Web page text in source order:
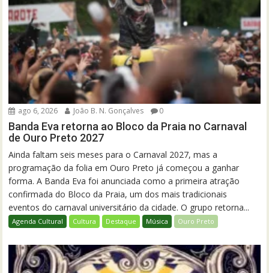
ago 6, 2026 João B. N. Gonçalves 0
Banda Eva retorna ao Bloco da Praia no Carnaval
de Ouro Preto 2027
Ainda faltam seis meses para o Carnaval 2027, mas a
programação da folia em Ouro Preto já começou a ganhar
forma. A Banda Eva foi anunciada como a primeira atração
confirmada do Bloco da Praia, um dos mais tradicionais
eventos do carnaval universitário da cidade. O grupo retorna...
Agenda Cultural Cultura Destaque Música Ouro Preto